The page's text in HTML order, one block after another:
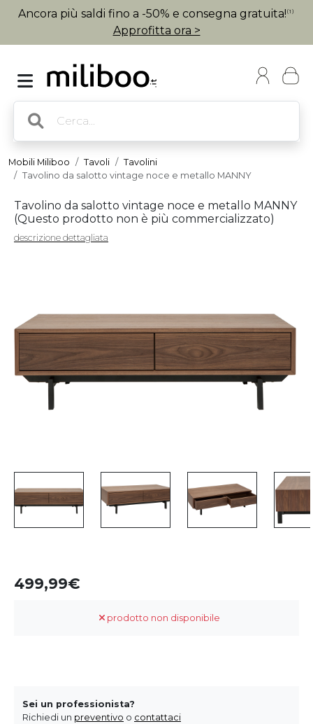
Ancora più saldi fino a -50% e consegna gratuita! (1)
Approfitta ora >
Mobili Miliboo Tavoli
Tavolini
Tavolino da salotto vintage noce e metallo MANNY
Tavolino da salotto vintage noce e metallo MANNY
(Questo prodotto non è più commercializzato)
descrizione dettagliata
499,99
prodotto non disponibile
Sei un professionista?
Richiedi un preventivo o contattaci